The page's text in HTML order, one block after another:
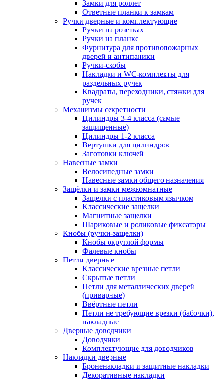
Замки для роллет
Ответные планки к замкам
Ручки дверные и комплектующие
Ручки на розетках
Ручки на планке
Фурнитура для противопожарных
дверей и антипаники
Ручки-скобы
Накладки и WC-комплекты для
раздельных ручек
Квадраты, переходники, стяжки для
ручек
Механизмы секретности
Цилиндры 3-4 класса (самые
защищенные)
Цилиндры 1-2 класса
Вертушки для цилиндров
Заготовки ключей
Навесные замки
Велосипедные замки
Навесные замки общего назначения
Защёлки и замки межкомнатные
Защелки с пластиковым язычком
Классические защелки
Магнитные защелки
Шариковые и роликовые фиксаторы
Кнобы (ручки-защелки)
Кнобы округлой формы
Фалевые кнобы
Петли дверные
Классические врезные петли
Скрытые петли
Петли для металлических дверей
(приварные)
Ввёртные петли
Петли не требующие врезки (бабочки),
накладные
Дверные доводчики
Доводчики
Комплектующие для доводчиков
Накладки дверные
Броненакладки и защитные накладки
Декоративные накладки